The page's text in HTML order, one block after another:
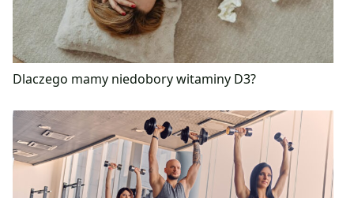
Dlaczego mamy niedobory witaminy D3?